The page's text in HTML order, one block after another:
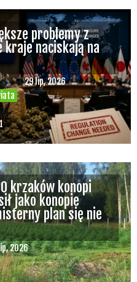
29 lip, 2026
problemy z
kraje naciskają na
1
2026
krzaków konopi
jako konopie
plan się nie